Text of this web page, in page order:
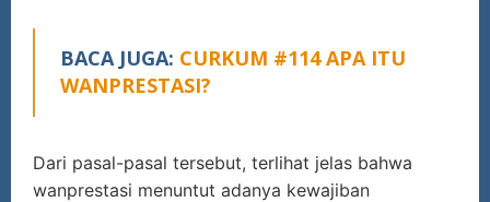
BACA JUGA: CURKUM #114 APA ITU
WANPRESTASI?
Dari pasal-pasal tersebut, terlihat jelas bahwa
wanprestasi menuntut adanya kewajiban